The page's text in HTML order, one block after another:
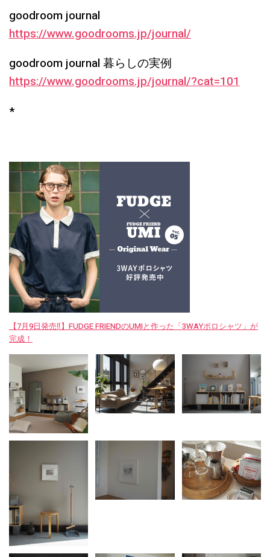
goodroom journal
https://www.goodrooms.jp/journal/
goodroom journal 暮らしの実例
https://www.goodrooms.jp/journal/?cat=101
*
【7月9日発売‼︎】FUDGE FRIENDのUMIと作った「3WAYポロシャツ」が
完成！